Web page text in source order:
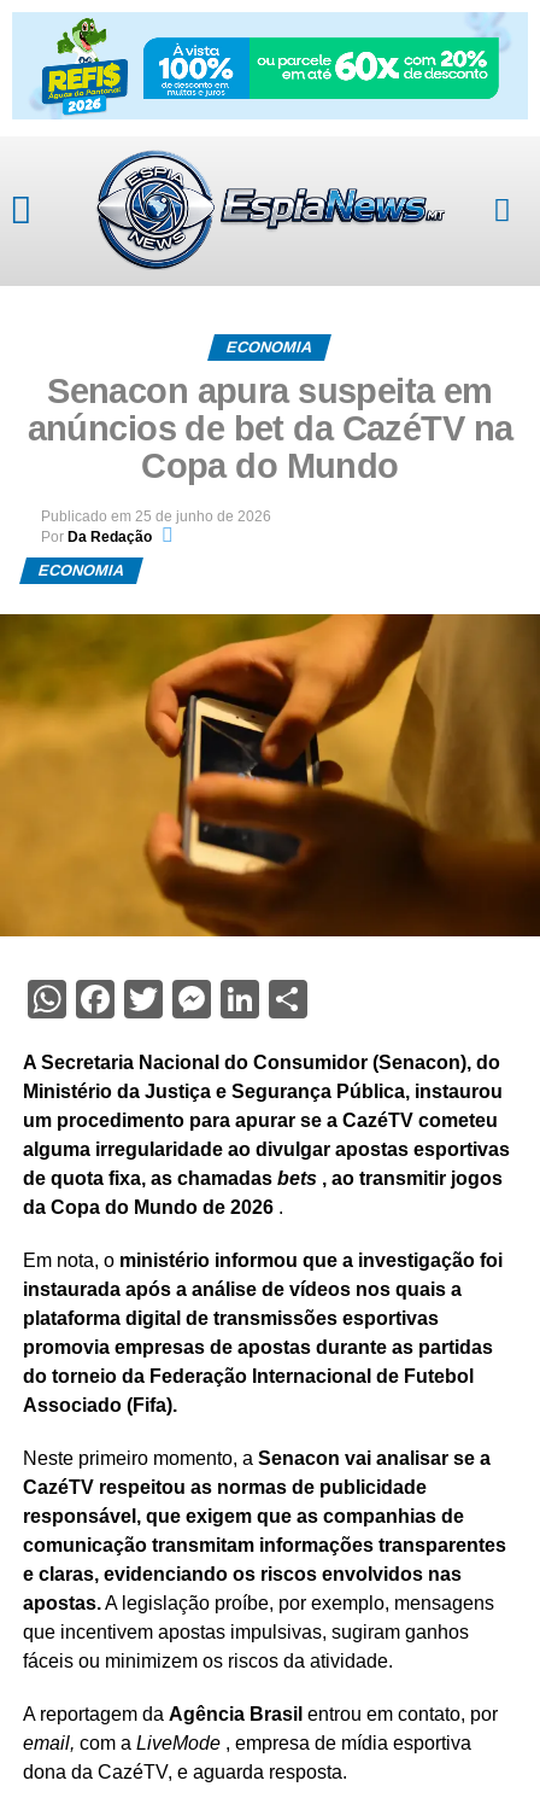
ECONOMIA
Senacon apura suspeita em
anúncios de bet da CazéTV na
Copa do Mundo
Publicado em 25 de junho de 2026
Por Da Redação
ECONOMIA
WhatsApp
Facebook
Twitter
Messenger
LinkedIn
Share
A Secretaria Nacional do Consumidor (Senacon), do
Ministério da Justiça e Segurança Pública, instaurou
um procedimento para apurar se a CazéTV cometeu
alguma irregularidade ao divulgar apostas esportivas
de quota fixa, as chamadas bets, ao transmitir jogos
da Copa do Mundo de 2026.
Em nota, o ministério informou que a investigação foi
instaurada após a análise de vídeos nos quais a
plataforma digital de transmissões esportivas
promovia empresas de apostas durante as partidas
do torneio da Federação Internacional de Futebol
Associado (Fifa).
Neste primeiro momento, a Senacon vai analisar se a
CazéTV respeitou as normas de publicidade
responsável, que exigem que as companhias de
comunicação transmitam informações transparentes
e claras, evidenciando os riscos envolvidos nas
apostas.A legislação proíbe, por exemplo, mensagens
que incentivem apostas impulsivas, sugiram ganhos
fáceis ou minimizem os riscos da atividade.
A reportagem da Agência Brasil entrou em contato, por
email, com a LiveMode, empresa de mídia esportiva
dona da CazéTV, e aguarda resposta.